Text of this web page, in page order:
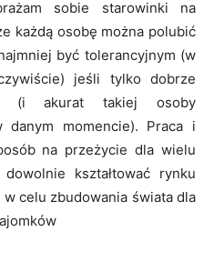
sobie starowinki na
każdą osobę można polubić
być tolerancyjnym (w
jeśli tylko dobrze
(i akurat takiej osoby
momencie). Praca i
na przeżycie dla wielu
kształtować rynku
w celu zbudowania świata dla